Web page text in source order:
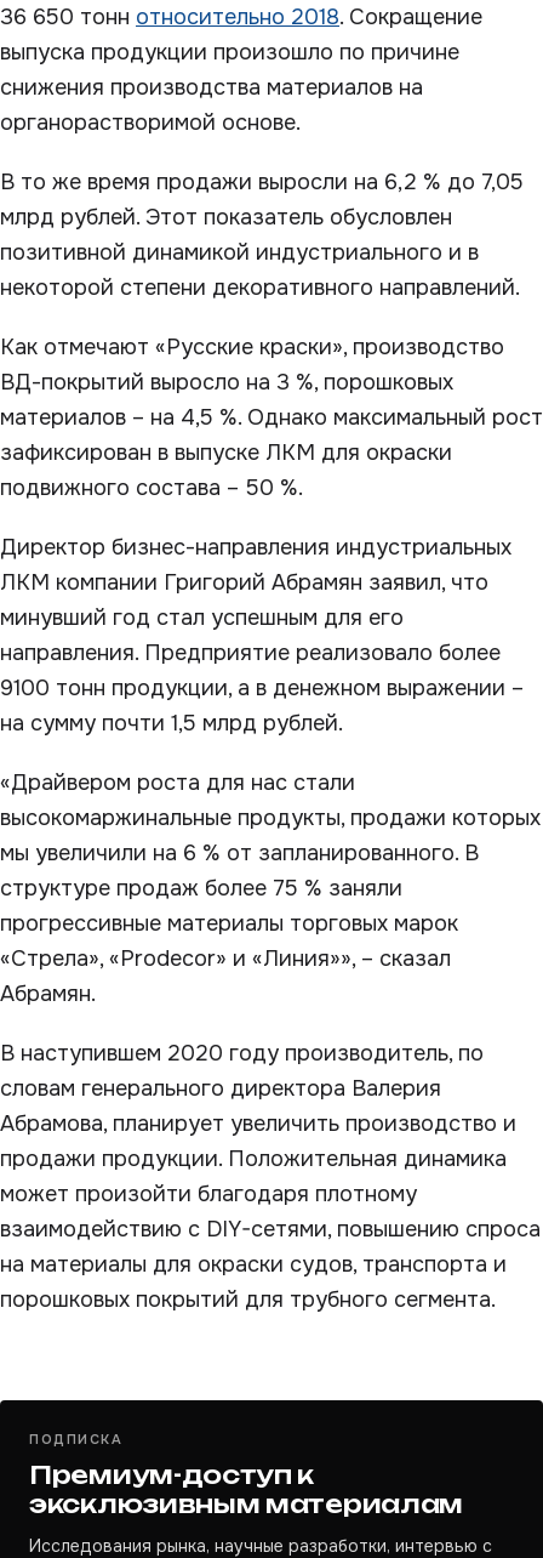
36 650 тонн относительно 2018. Сокращение
выпуска продукции произошло по причине
снижения производства материалов на
органорастворимой основе.
В то же время продажи выросли на 6,2 % до 7,05
млрд рублей. Этот показатель обусловлен
позитивной динамикой индустриального и в
некоторой степени декоративного направлений.
Как отмечают «Русские краски», производство
ВД-покрытий выросло на 3 %, порошковых
материалов – на 4,5 %. Однако максимальный рост
зафиксирован в выпуске ЛКМ для окраски
подвижного состава – 50 %.
Директор бизнес-направления индустриальных
ЛКМ компании Григорий Абрамян заявил, что
минувший год стал успешным для его
направления. Предприятие реализовало более
9100 тонн продукции, а в денежном выражении –
на сумму почти 1,5 млрд рублей.
«Драйвером роста для нас стали
высокомаржинальные продукты, продажи которых
мы увеличили на 6 % от запланированного. В
структуре продаж более 75 % заняли
прогрессивные материалы торговых марок
«Стрела», «Prodecor» и «Линия»», – сказал
Абрамян.
В наступившем 2020 году производитель, по
словам генерального директора Валерия
Абрамова, планирует увеличить производство и
продажи продукции. Положительная динамика
может произойти благодаря плотному
взаимодействию с DIY-сетями, повышению спроса
на материалы для окраски судов, транспорта и
порошковых покрытий для трубного сегмента.
ПОДПИСКА
Премиум-доступ к
эксклюзивным материалам
Исследования рынка, научные разработки, интервью с